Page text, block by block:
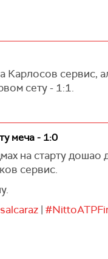
Карлосов сервис,
сету - 1:1.
меча - 1:0
на старту дошао
сервис.
|